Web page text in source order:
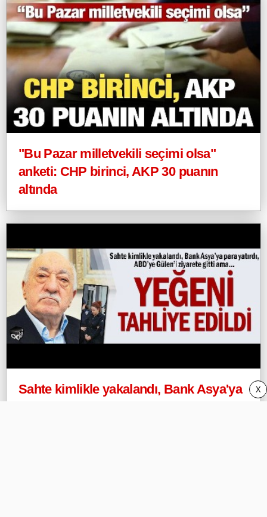
"Bu Pazar milletvekili seçimi olsa"
anketi: CHP birinci, AKP 30 puanın
altında
Sahte kimlikle yakalandı, Bank Asya'ya
X